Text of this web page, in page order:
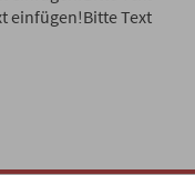
einfügen!Bitte Text